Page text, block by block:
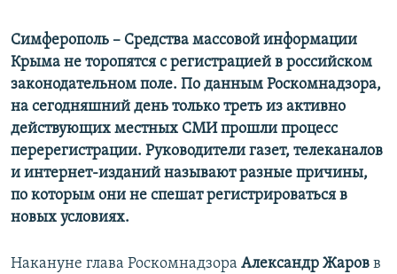
Симферополь – Средства массовой информации
Крыма не торопятся с регистрацией в российском
законодательном поле. По данным Роскомнадзора,
на сегодняшний день только треть из активно
действующих местных СМИ прошли процесс
перерегистрации. Руководители газет, телеканалов
и интернет-изданий называют разные причины,
по которым они не спешат регистрироваться в
новых условиях.
Накануне глава Роскомнадзора Александр Жаров в